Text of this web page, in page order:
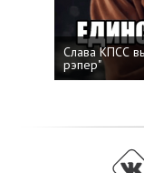
Слава КПСС
рэпер"